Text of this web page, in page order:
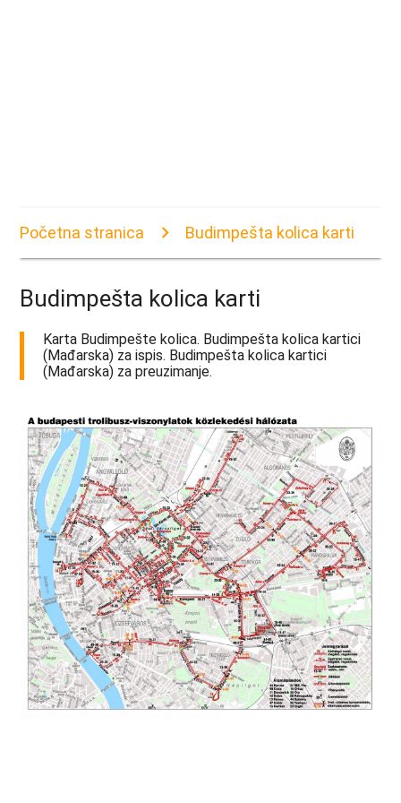
Početna stranica Budimpešta kolica karti
Budimpešta kolica karti
Karta Budimpešte kolica. Budimpešta kolica kartici
(Mađarska) za ispis. Budimpešta kolica kartici
(Mađarska) za preuzimanje.